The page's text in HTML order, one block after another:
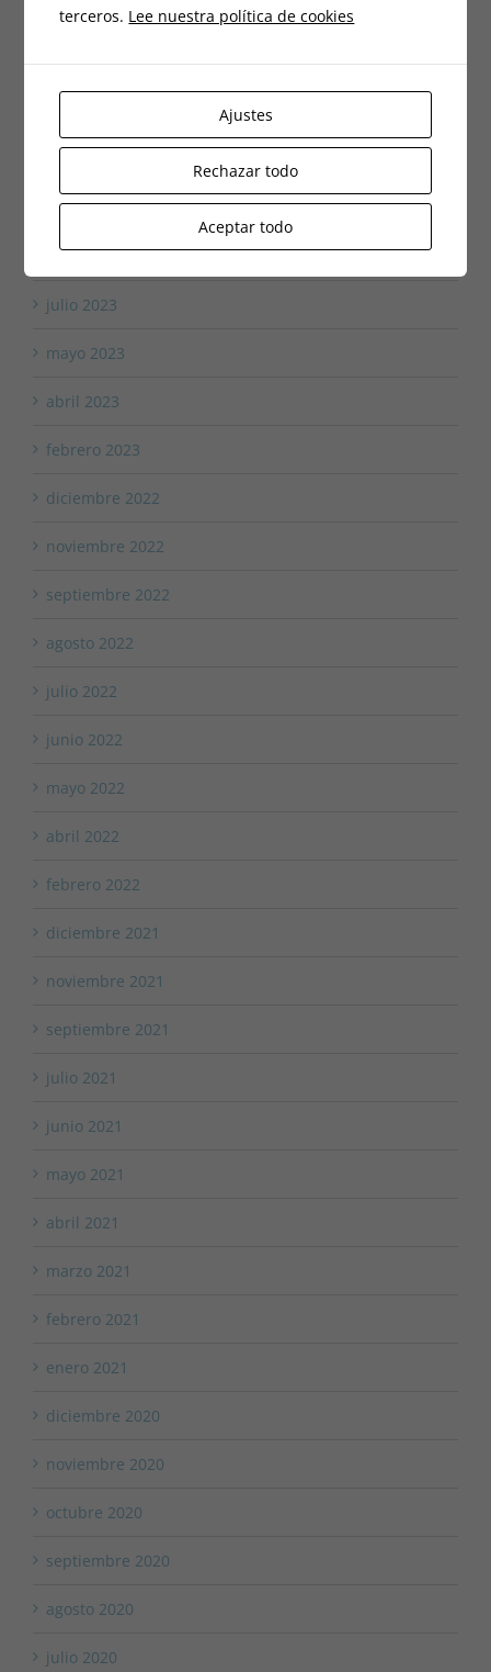
julio 2024
junio 2024
diciembre 2023
octubre 2023
julio 2023
mayo 2023
abril 2023
febrero 2023
diciembre 2022
noviembre 2022
septiembre 2022
agosto 2022
julio 2022
junio 2022
mayo 2022
abril 2022
febrero 2022
diciembre 2021
noviembre 2021
septiembre 2021
julio 2021
junio 2021
mayo 2021
abril 2021
marzo 2021
febrero 2021
enero 2021
diciembre 2020
noviembre 2020
octubre 2020
septiembre 2020
agosto 2020
julio 2020
terceros. Lee nuestra política de cookies
Ajustes
Rechazar todo
Aceptar todo